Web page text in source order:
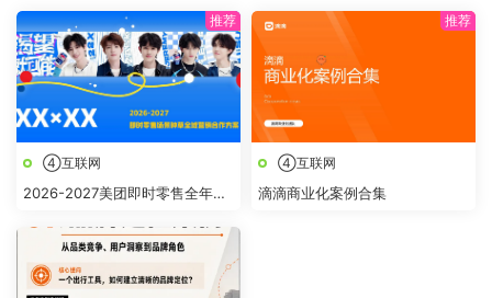
④互联网
2026-2027美团即时零售全年节
④互联网
滴滴商业化案例合集